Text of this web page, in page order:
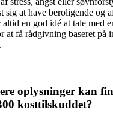
sig at have beroligende og
altid en god idé at tale med
at få rådgivning baseret på
oplysninger kan
kosttilskuddet?